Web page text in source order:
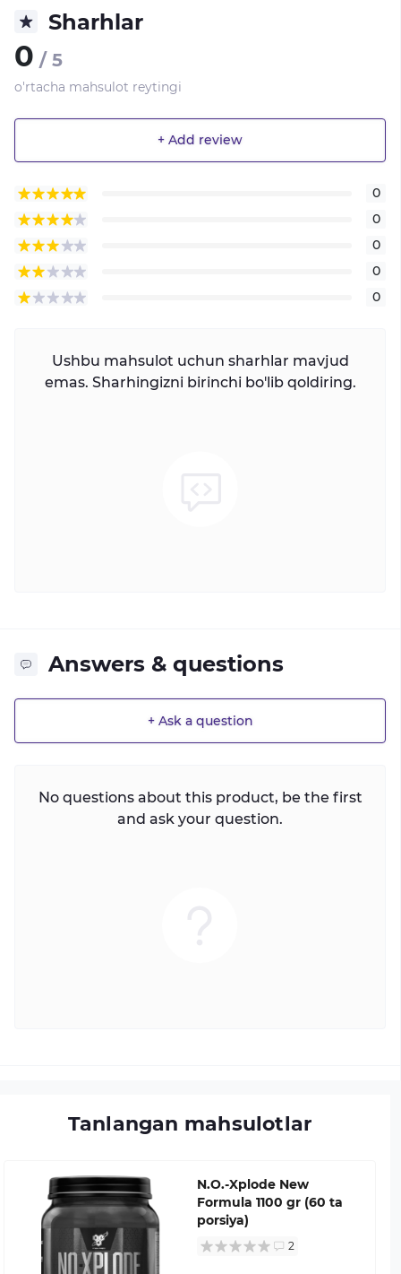
Sharhlar
0 / 5
o'rtacha mahsulot reytingi
+ Add review
0
0
0
0
0
Ushbu mahsulot uchun sharhlar mavjud
emas. Sharhingizni birinchi bo'lib qoldiring.
Answers & questions
+ Ask a question
No questions about this product, be the first
and ask your question.
Tanlangan mahsulotlar
N.O.-Xplode New
Formula 1100 gr (60 ta
porsiya)
2